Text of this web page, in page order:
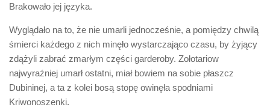
Brakowało jej języka.
Wyglądało na to, że nie umarli jednocześnie, a pomiędzy chwilą
śmierci każdego z nich minęło wystarczająco czasu, by żyjący
zdążyli zabrać zmarłym części garderoby. Zołotariow
najwyraźniej umarł ostatni, miał bowiem na sobie płaszcz
Dubininej, a ta z kolei bosą stopę owinęła spodniami
Kriwonoszenki.